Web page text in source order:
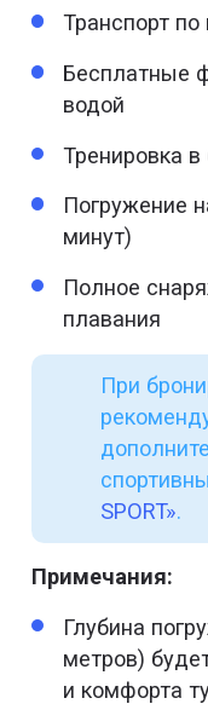
Транспорт
Бесплатные
водой
Тренировка
Погружение
минут)
Полное
плавания
При
SPORT».
Примечания:
Глубина
метров)
и комфорта